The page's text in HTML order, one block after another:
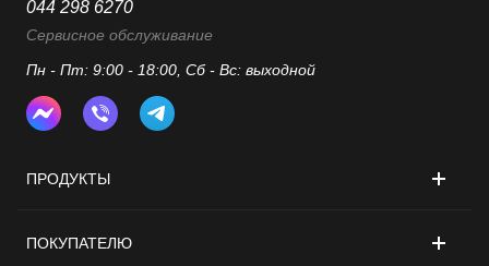
ПРОДУКТЫ
ПОКУПАТЕЛЮ
044 298 6270
Сервисное обслуживание
Пн - Пт: 9:00 - 18:00, Сб - Вс: выходной